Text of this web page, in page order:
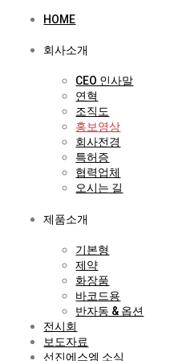
HOME
회사소개
CEO 인사말
연혁
조직도
홍보영상
회사전경
특허증
협력업체
오시는 길
제품소개
기본형
제약
화장품
바코드용
반자동 & 옵션
전시회
보도자료
선진에스엠 소식